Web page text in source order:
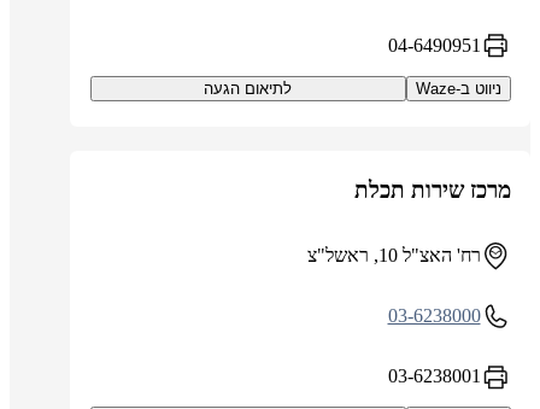
04-6490951
ניווט ב-Waze לתיאום הגעה
מרכז שירות תכלת
רח' האצ"ל 10, ראשל"צ
03-6238000
03-6238001